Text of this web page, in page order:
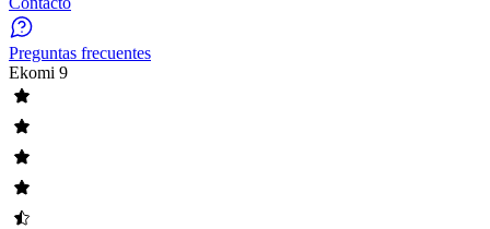
Preguntas frecuentes
Ekomi 9